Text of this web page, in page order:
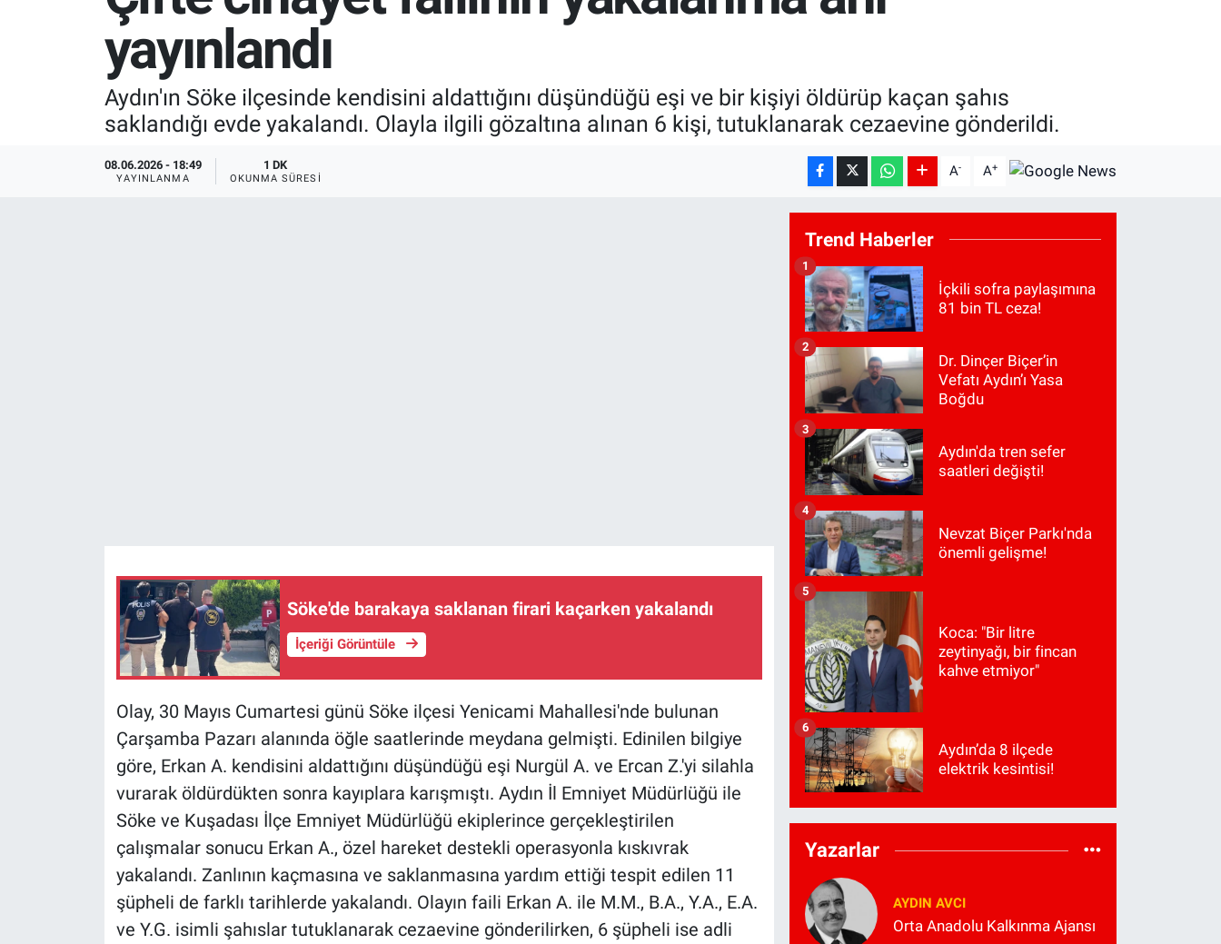
yayınlandı
Aydın'ın Söke ilçesinde kendisini aldattığını düşündüğü eşi ve bir kişiyi öldürüp kaçan şahıs
saklandığı evde yakalandı. Olayla ilgili gözaltına alınan 6 kişi, tutuklanarak cezaevine gönderildi.
08.06.2026 - 18:49
YAYINLANMA
1 DK
OKUNMA SÜRESI A- A+
Söke'de barakaya saklanan firari kaçarken yakalandı
İçeriği Görüntüle
Olay, 30 Mayıs Cumartesi günü Söke ilçesi Yenicami Mahallesi'nde bulunan
Çarşamba Pazarı alanında öğle saatlerinde meydana gelmişti. Edinilen bilgiye
göre, Erkan A. kendisini aldattığını düşündüğü eşi Nurgül A. ve Ercan Z.'yi silahla
vurarak öldürdükten sonra kayıplara karışmıştı. Aydın İl Emniyet Müdürlüğü ile
Söke ve Kuşadası İlçe Emniyet Müdürlüğü ekiplerince gerçekleştirilen
çalışmalar sonucu Erkan A., özel hareket destekli operasyonla kıskıvrak
yakalandı. Zanlının kaçmasına ve saklanmasına yardım ettiği tespit edilen 11
şüpheli de farklı tarihlerde yakalandı. Olayın faili Erkan A. ile M.M., B.A., Y.A., E.A.
ve Y.G. isimli şahıslar tutuklanarak cezaevine gönderilirken, 6 şüpheli ise adli
Trend Haberler
İçkili sofra paylaşımına
81 bin TL ceza!
1
Dr. Dinçer Biçer’in
Vefatı Aydın’ı Yasa
Boğdu
2
Aydın'da tren sefer
saatleri değişti!
3
Nevzat Biçer Parkı'nda
önemli gelişme!
4
Koca: "Bir litre
zeytinyağı, bir fincan
kahve etmiyor"
5
Aydın’da 8 ilçede
elektrik kesintisi!
6
Yazarlar
AYDIN AVCI
Orta Anadolu Kalkınma Ajansı
RESMİ İLANLAR